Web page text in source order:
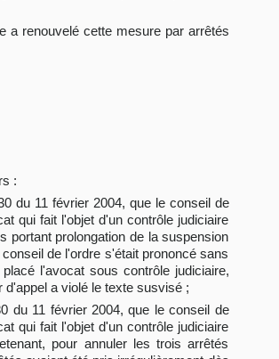
a renouvelé cette mesure par arrêtés
:
du 11 février 2004, que le conseil de
qui fait l'objet d'un contrôle judiciaire
portant prolongation de la suspension
de l'ordre s'était prononcé sans
l'avocat sous contrôle judiciaire,
a violé le texte susvisé ;
du 11 février 2004, que le conseil de
qui fait l'objet d'un contrôle judiciaire
pour annuler les trois arrêtés